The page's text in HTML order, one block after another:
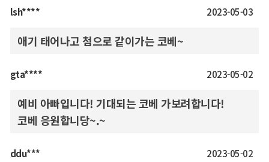
lsh**** 2023-05-03
애기 태어나고 첨으로 같이가는 코베~
gta**** 2023-05-02
예비 아빠입니다! 기대되는 코베 가보려합니다!
코베 응원합니당~.~
ddu*** 2023-05-02